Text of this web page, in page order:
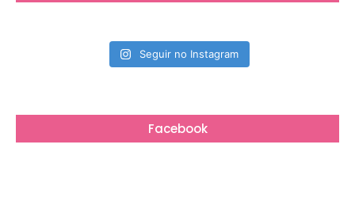
Seguir no Instagram
Facebook